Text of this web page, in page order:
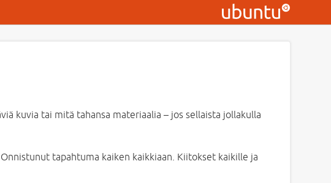
kuvia tai mitä tahansa materiaalia – jos sellaista jollakulla
tapahtuma kaiken kaikkiaan. Kiitokset kaikille ja